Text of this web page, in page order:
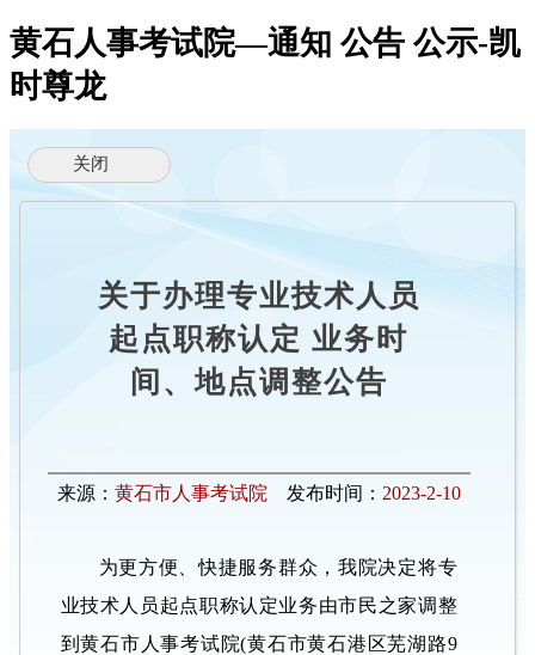
黄石人事考试院—通知 公告 公示-凯
时尊龙
关于办理专业技术人员
起点职称认定 业务时
间、地点调整公告
来源： 黄石市人事考试院 发布时间： 2023-2-10
为更方便、快捷服务群众，我院决定将专
业技术人员起点职称认定业务由市民之家调整
到黄石市人事考试院(黄石市黄石港区芜湖路9